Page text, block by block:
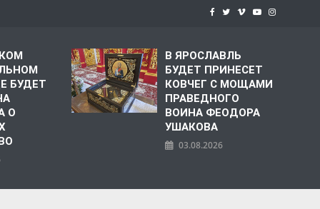
БУДЕТ
О
В ЯРОСЛАВЛЬ
БУДЕТ ПРИНЕСЕТ
КОВЧЕГ С МОЩАМИ
ПРАВЕДНОГО
ВОИНА ФЕОДОРА
УШАКОВА
03.08.2026